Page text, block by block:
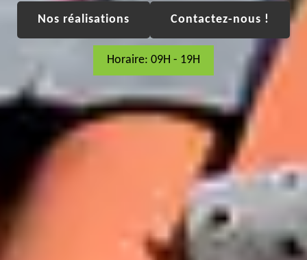
Nos réalisations Contactez-nous !
Horaire: 09H - 19H